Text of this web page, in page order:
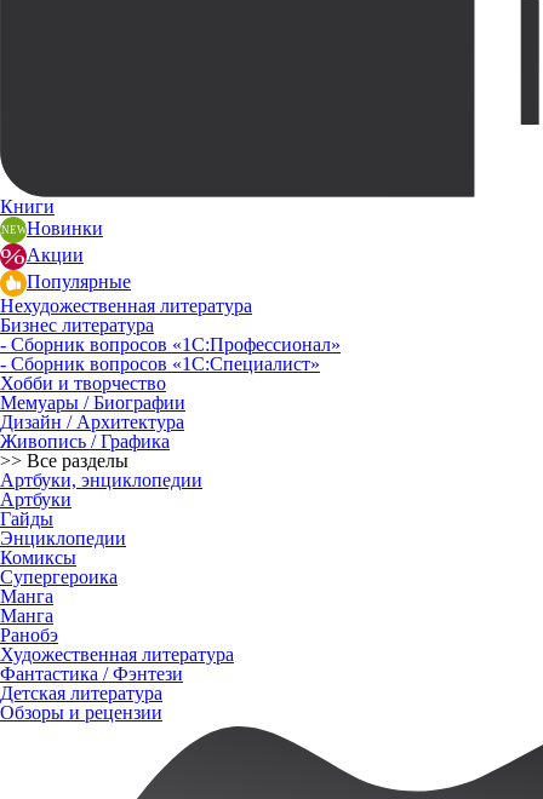
Книги
Новинки
Акции
Популярные
Нехудожественная литература
Бизнес литература
- Сборник вопросов «1С:Профессионал»
- Сборник вопросов «1С:Специалист»
Хобби и творчество
Мемуары / Биографии
Дизайн / Архитектура
Живопись / Графика
>> Все разделы
Артбуки, энциклопедии
Артбуки
Гайды
Энциклопедии
Комиксы
Супергероика
Манга
Манга
Ранобэ
Художественная литература
Фантастика / Фэнтези
Детская литература
Обзоры и рецензии